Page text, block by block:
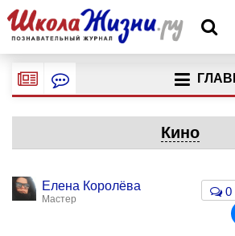
Кино
Елена Королёва
Мастер
0